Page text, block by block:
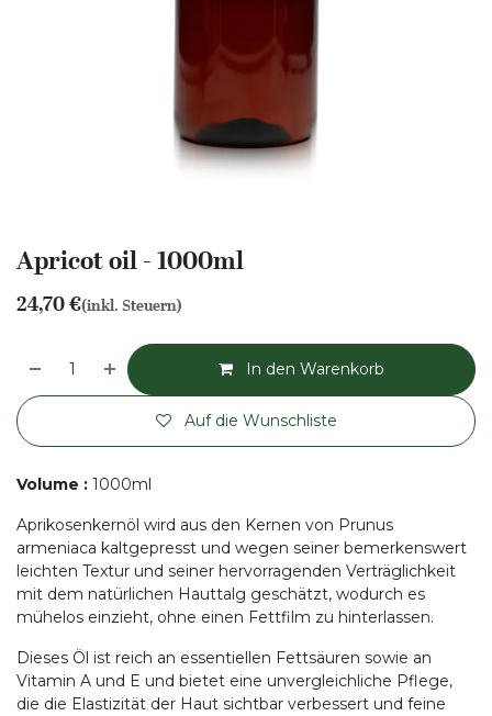
Apricot oil - 1000ml
24,70€(inkl. Steuern)
In den Warenkorb
Auf die Wunschliste
Volume : 1000ml
Aprikosenkernöl wird aus den Kernen von Prunus
armeniaca kaltgepresst und wegen seiner bemerkenswert
leichten Textur und seiner hervorragenden Verträglichkeit
mit dem natürlichen Hauttalg geschätzt, wodurch es
mühelos einzieht, ohne einen Fettfilm zu hinterlassen.
Dieses Öl ist reich an essentiellen Fettsäuren sowie an
Vitamin A und E und bietet eine unvergleichliche Pflege,
die die Elastizität der Haut sichtbar verbessert und feine